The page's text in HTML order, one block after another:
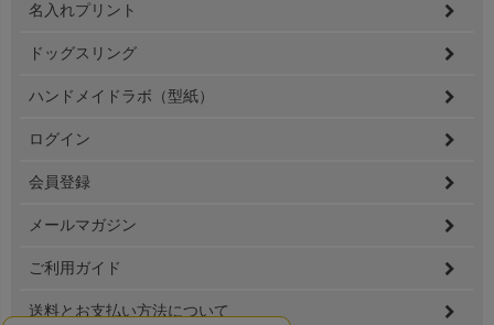
名入れプリント
ドッグスリング
ハンドメイドラボ（型紙）
ログイン
会員登録
メールマガジン
ご利用ガイド
送料とお支払い方法について